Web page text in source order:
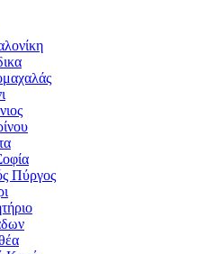
Πύργος